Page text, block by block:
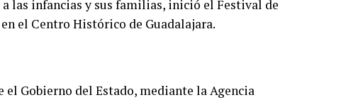
las infancias y sus familias, inició el Festival de
el Centro Histórico de Guadalajara.
Gobierno del Estado, mediante la Agencia